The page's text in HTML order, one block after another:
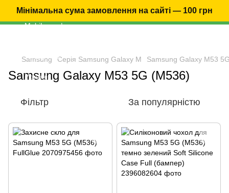
Мінімальна сума замовлення на сайті — 100 грн
Samsung Серія Samsung Galaxy M Samsung Galaxy M53
Samsung Galaxy M53 5G (M536)
Фільтр За популярністю